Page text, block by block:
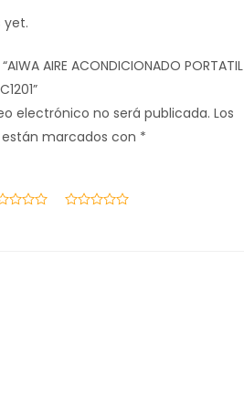
yet.
AIRE ACONDICIONADO PORTATIL
electrónico no será publicada. Los
marcados con *